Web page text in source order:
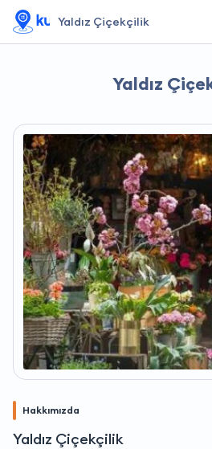
Yaldız Çiçekçilik
Yaldız
Hakkımızda
Yaldız Çiçekçilik